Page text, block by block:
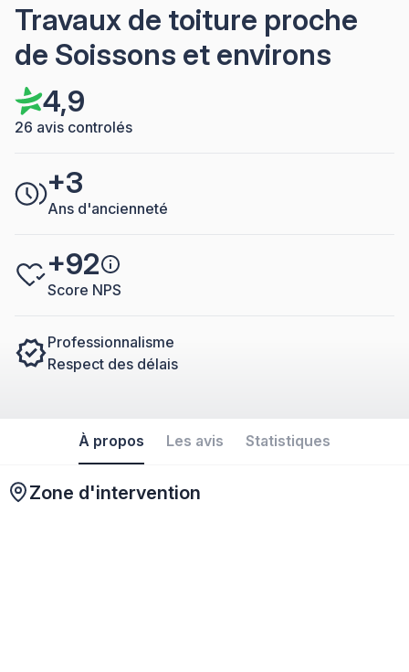
Travaux de toiture proche
de Soissons et environs
4,9
26 avis controlés
+3
Ans d'ancienneté
+92
Score NPS
Professionnalisme
Respect des délais
À propos Les avis Statistiques
Zone d'intervention